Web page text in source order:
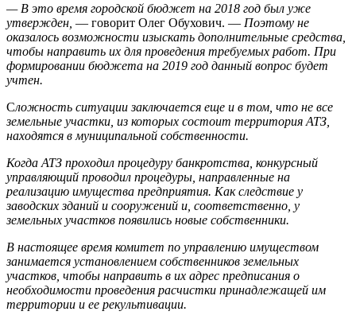
— В это время городской бюджет на 2018 год был уже
утвержден, — говорит Олег Обухович. — Поэтому не
оказалось возможности изыскать дополнительные средства,
чтобы направить их для проведения требуемых работ. При
формировании бюджета на 2019 год данный вопрос будет
учтен.
Сложность ситуации заключается еще и в том, что не все
земельные участки, из которых состоит территория АТЗ,
находятся в муниципальной собственности.
Когда АТЗ проходил процедуру банкротства, конкурсный
управляющий проводил процедуры, направленные на
реализацию имущества предприятия. Как следствие у
заводских зданий и сооружений и, соответственно, у
земельных участков появились новые собственники.
В настоящее время комитет по управлению имуществом
занимается установлением собственников земельных
участков, чтобы направить в их адрес предписания о
необходимости проведения расчистки принадлежащей им
территории и ее рекультивации.